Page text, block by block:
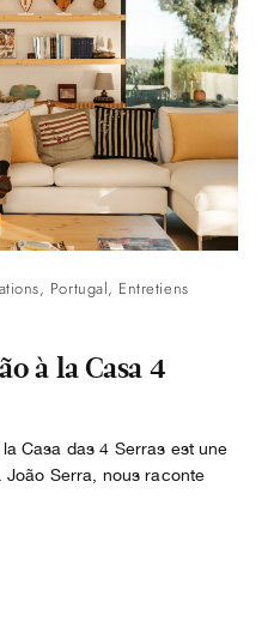
, Portugal, Entretiens
à la Casa 4
Casa das 4 Serras est une
Serra, nous raconte